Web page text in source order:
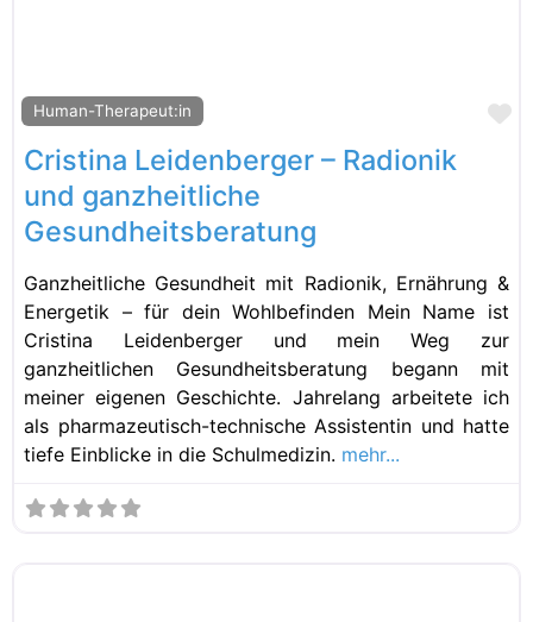
Human-Therapeut:in
Cristina Leidenberger – Radionik
und ganzheitliche
Gesundheitsberatung
Ganzheitliche Gesundheit mit Radionik, Ernährung &
Energetik – für dein Wohlbefinden Mein Name ist
Cristina Leidenberger und mein Weg zur
ganzheitlichen Gesundheitsberatung begann mit
meiner eigenen Geschichte. Jahrelang arbeitete ich
als pharmazeutisch-technische Assistentin und hatte
tiefe Einblicke in die Schulmedizin. mehr...